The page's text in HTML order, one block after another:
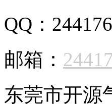
QQ：
邮箱：
东莞市开源